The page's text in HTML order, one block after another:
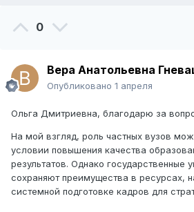
0
Вера Анатольевна
Опубликовано 1 апреля
Ольга Дмитриевна, благодарю за
На мой взгляд, роль частных вузов
условии повышения качества
результатов. Однако государственные
сохраняют преимущества в ресурсах,
системной подготовке кадров для